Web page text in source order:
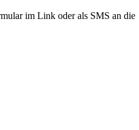
im Link oder als SMS an die